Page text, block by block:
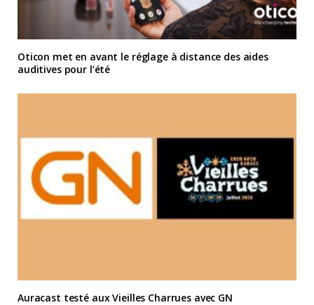
Oticon met en avant le réglage à distance des aides
auditives pour l’été
Auracast testé aux Vieilles Charrues avec GN